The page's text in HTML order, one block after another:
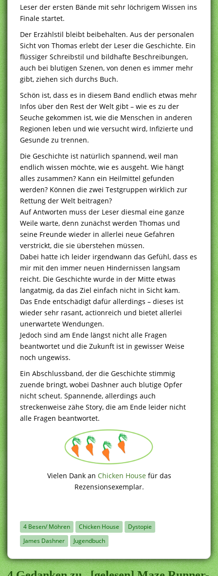
Leser der ersten Bände mit sehr löchrigem Wissen ins
Finale startet.
Der Erzählstil bleibt beibehalten. Aus der personalen
Sicht von Thomas erlebt der Leser die Geschichte. Ein
flüssiger Schreibstil und bildhafte Beschreibungen,
auch bei blutigen Szenen, von denen es immer mehr
gibt, ziehen sich durchs Buch.
Schön ist, dass es in diesem Band endlich etwas mehr
Infos über den Rest der Welt gibt – wie es zu der
Seuche gekommen ist, wie die Menschen in anderen
Regionen leben und wie versucht wird, Infizierte und
Gesunde zu trennen.
Die Geschichte ist natürlich spannend, weil man
endlich wissen möchte, wie es ausgeht. Wie hängt
alles zusammen? Kann ein Heilmittel gefunden
werden? Können die zwei Testgruppen wirklich zur
Rettung der Welt beitragen?
Auf Antworten muss der Leser diesmal eine ganze
Weile warte, denn zunächst werden Thomas und
seine Freunde wieder in allerlei neue Gefahren
verstrickt, die sie überstehen müssen.
Dabei hatte ich leider irgendwann das Gefühl, dass es
mir mit den immer neuen Hindernissen langsam
reicht. Die Geschichte wurde in der Mitte etwas
langatmig, da das Ziel einfach nicht in Sicht kam.
Das Ende entschädigt dafür allerdings – dieses ist
wieder sehr rasant, actionreich und bietet allerlei
unerwartete Wendungen.
Jedoch sind am Ende längst nicht alle Fragen
beantwortet und die Zukunft ist in gewisser Weise
noch ungewiss.
Ein Abschlussband, der die Geschichte stimmig
zuende bringt, wobei Dashner auch blutige Opfer
nicht scheut. Spannende, allerdings auch
streckenweise zähe Story, die am Ende leider nicht
alle Fragen beantwortet.
Vielen Dank an Chicken Housefür das
Rezensionsexemplar.
4 Besen/ Möhren Chicken House
Dystopie
James Dashner
Jugendbuch